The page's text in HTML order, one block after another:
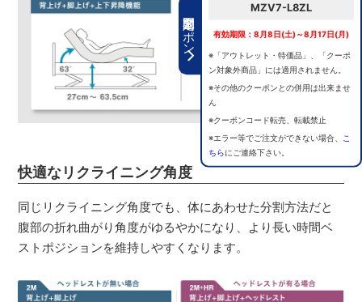
期間限定クーポン
MZV7-L8ZL
有効期限：8月8日(土)～8月17日(月)
※「アウトレット・特価品」、「クーポ
ン対象外商品」には適用されません。
※その他のクーポンとの併用は出来ませ
ん
※クーポンコード転売、転載禁止
※エラー等でご注文ができない場合、
こ
ちらにご連絡下さい。
快適なリクライニング角度
同じリクライニング角度でも、体にあわせた分割方法だと
腹部の折れ曲がり角度がゆるやかになり、より長い時間ベ
ストポジションを維持しやすくなります。